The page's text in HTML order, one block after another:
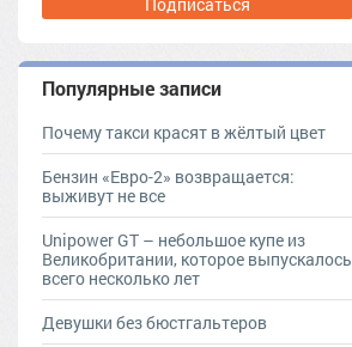
Подписаться
Популярные записи
Почему такси красят в жёлтый цвет
Бензин «Евро-2» возвращается:
выживут не все
Unipower GT – небольшое купе из
Великобритании, которое выпускалось
всего несколько лет
Девушки без бюстгальтеров